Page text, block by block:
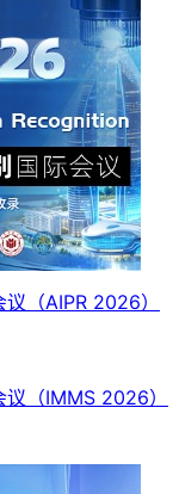
议 （AIPR 2026）
议 （IMMS 2026）